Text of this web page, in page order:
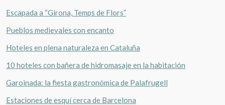
Escapada a “Girona, Temps de Flors”
Pueblos medievales con encanto
Hoteles en plena naturaleza en Cataluña
10 hoteles con bañera de hidromasaje en la habitación
Garoinada: la fiesta gastronómica de Palafrugell
Estaciones de esquí cerca de Barcelona